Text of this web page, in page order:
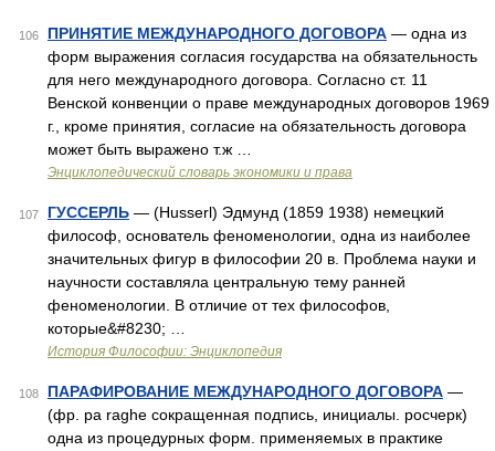
106 ПРИНЯТИЕ МЕЖДУНАРОДНОГО ДОГОВОРА — одна из
форм выражения согласия государства на обязательность
для него международного договора. Согласно ст. 11
Венской конвенции о праве международных договоров 1969
г., кроме принятия, согласие на обязательность договора
может быть выражено т.ж …
Энциклопедический словарь экономики и права
107 ГУССЕРЛЬ — (Husserl) Эдмунд (1859 1938) немецкий
философ, основатель феноменологии, одна из наиболее
значительных фигур в философии 20 в. Проблема науки и
научности составляла центральную тему ранней
феноменологии. В отличие от тех философов,
которые&#8230; …
История Философии: Энциклопедия
108 ПАРАФИРОВАНИЕ МЕЖДУНАРОДНОГО ДОГОВОРА —
(фр. ра raghe сокращенная подпись, инициалы. росчерк)
одна из процедурных форм. применяемых в практике